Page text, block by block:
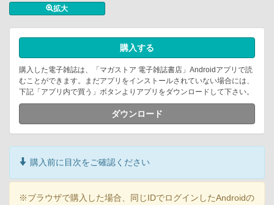
拡大
購入する
購入した電子雑誌は、「マガストア 電子雑誌書店」Androidアプリで読
むことができます。まだアプリをインストールされていない場合には、
下記「アプリ内で買う」ボタンよりアプリをダウンロードして下さい。
ダウンロード
購入前に目次をご確認ください
※ブラウザで購入した場合、同じIDでログインしたAndroidの